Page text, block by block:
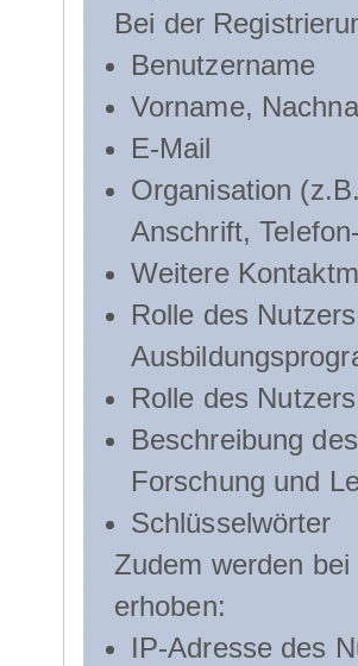
Bei der
Benutzername
Vorname,
E-Mail
Organisation
Anschrift,
Weitere
Rolle des
Rolle des
Beschreibung
Forschung und
Schlüsselwörter
Zudem werden
erhoben:
IP-Adresse des